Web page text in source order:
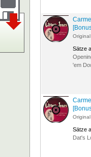
Sätze
'em
Sätze
Dat's